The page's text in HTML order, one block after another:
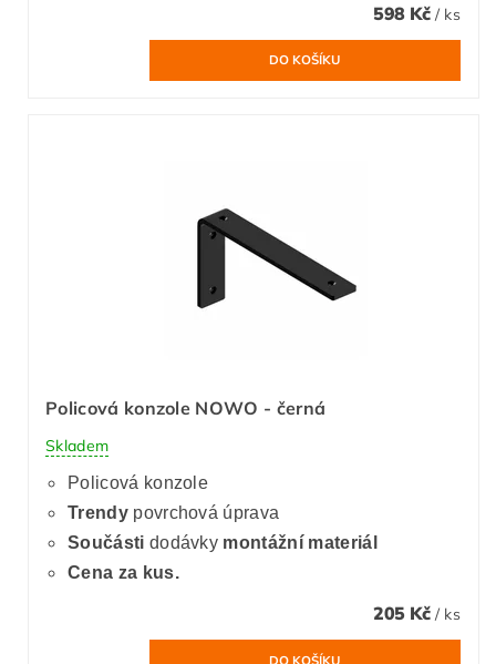
598 Kč / ks
Policová konzole NOWO - černá
Skladem
Policová konzole
Trendypovrchová úprava
Součásti dodávky montážní materiál
Cena za kus.
205 Kč / ks